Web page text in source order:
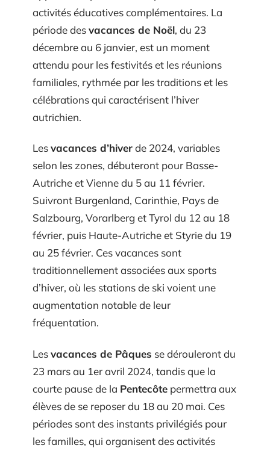
activités éducatives complémentaires. La
période desvacances de Noël, du 23
décembre au 6 janvier, est un moment
attendu pour les festivités et les réunions
familiales, rythmée par les traditions et les
célébrations qui caractérisent l’hiver
autrichien.
Lesvacances d’hiverde 2024, variables
selon les zones, débuteront pour Basse-
Autriche et Vienne du 5 au 11 février.
Suivront Burgenland, Carinthie, Pays de
Salzbourg, Vorarlberg et Tyrol du 12 au 18
février, puis Haute-Autriche et Styrie du 19
au 25 février. Ces vacances sont
traditionnellement associées aux sports
d’hiver, où les stations de ski voient une
augmentation notable de leur
fréquentation.
Lesvacances de Pâques se dérouleront du
23 mars au 1er avril 2024, tandis que la
courte pause de la Pentecôte permettra aux
élèves de se reposer du 18 au 20 mai. Ces
périodes sont des instants privilégiés pour
les familles, qui organisent des activités